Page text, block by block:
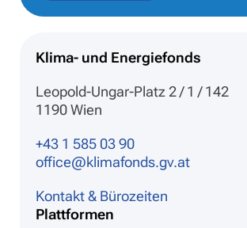
Klima- und Energiefonds
Leopold-Ungar-Platz 2 / 1 / 142
1190 Wien
+43 1 585 03 90
office@klimafonds.gv.at
Kontakt & Bürozeiten
Plattformen